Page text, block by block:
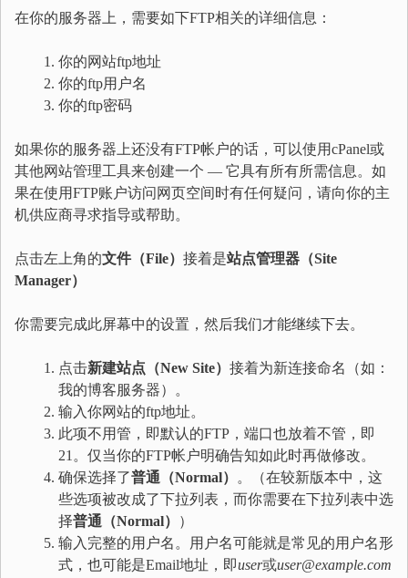
在你的服务器上，需要如下FTP相关的详细信息：
你的网站ftp地址
你的ftp用户名
你的ftp密码
如果你的服务器上还没有FTP帐户的话，可以使用cPanel或
其他网站管理工具来创建一个 — 它具有所有所需信息。如
果在使用FTP账户访问网页空间时有任何疑问，请向你的主
机供应商寻求指导或帮助。
点击左上角的文件（File） 接着是站点管理器（Site
Manager）
你需要完成此屏幕中的设置，然后我们才能继续下去。
点击新建站点（New Site） 接着为新连接命名（如：
我的博客服务器）。
输入你网站的ftp地址。
此项不用管，即默认的FTP，端口也放着不管，即
21。仅当你的FTP帐户明确告知如此时再做修改。
确保选择了普通（Normal）
。（在较新版本中，这
些选项被改成了下拉列表，而你需要在下拉列表中选
择普通（Normal）
）
输入完整的用户名。用户名可能就是常见的用户名形
式，也可能是Email地址，即user或user@example.com